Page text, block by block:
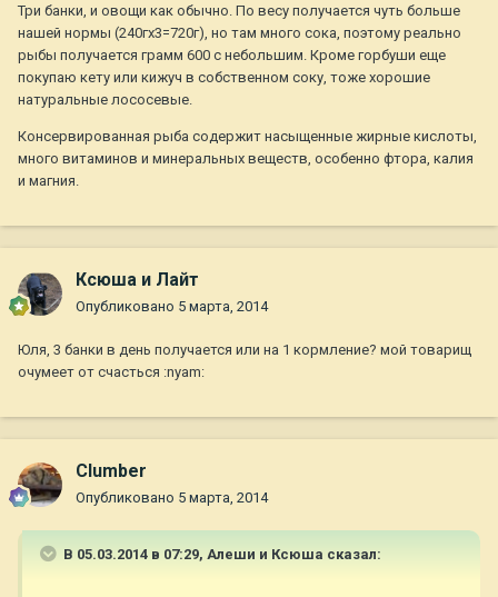
Три банки, и овощи как обычно. По весу получается чуть больше
нашей нормы (240гх3=720г), но там много сока, поэтому реально
рыбы получается грамм 600 с небольшим. Кроме горбуши еще
покупаю кету или кижуч в собственном соку, тоже хорошие
натуральные лососевые.
Консервированная рыба содержит насыщенные жирные кислоты,
много витаминов и минеральных веществ, особенно фтора, калия
и магния.
Ксюша и Лайт
Опубликовано 5 марта, 2014
Юля, 3 банки в день получается или на 1 кормление? мой товарищ
очумеет от счасться :nyam:
Clumber
Опубликовано 5 марта, 2014
В 05.03.2014 в 07:29, Алеши и Ксюша сказал: